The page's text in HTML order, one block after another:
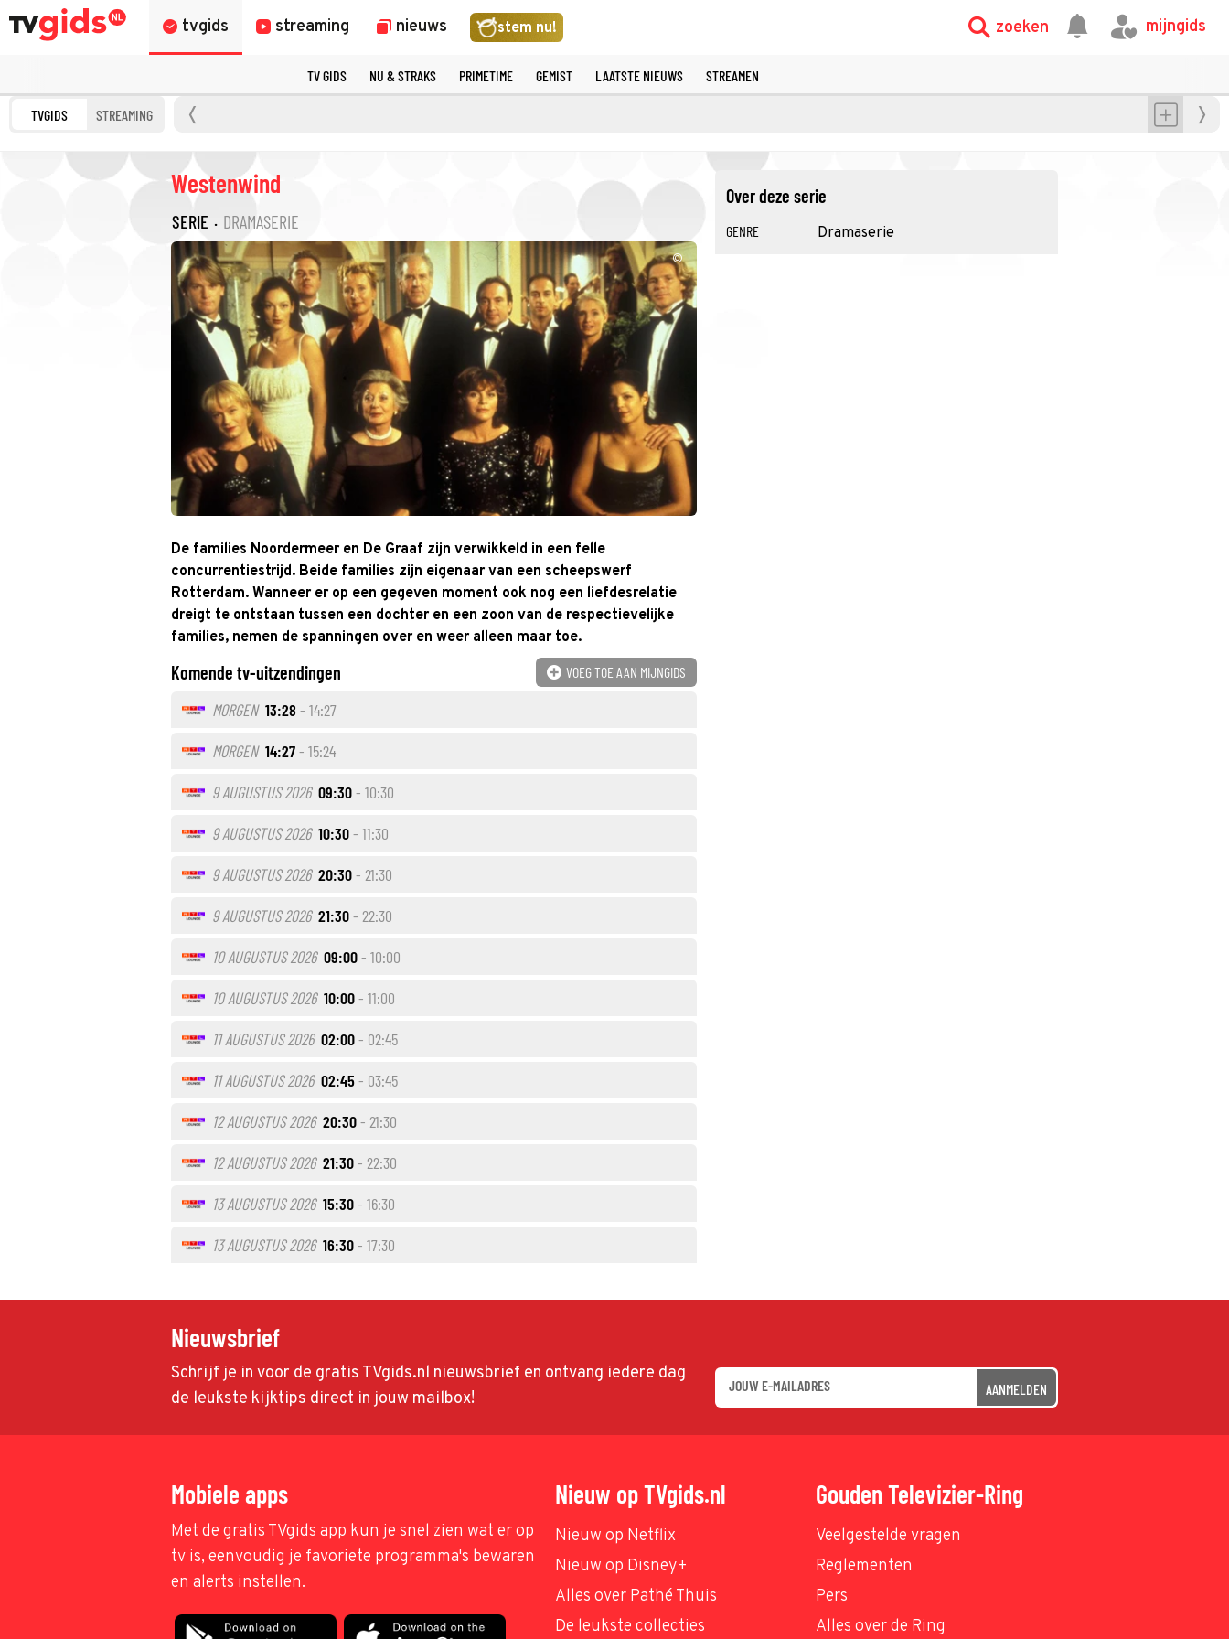
tvgids streaming nieuws stem nu! zoeken mijngids
TV GIDS NU & STRAKS PRIMETIME GEMIST LAATSTE NIEUWS STREAMEN
TVGIDS STREAMING
Westenwind
SERIE · DRAMASERIE
©
De families Noordermeer en De Graaf zijn verwikkeld in een felle
concurrentiestrijd. Beide families zijn eigenaar van een scheepswerf
Rotterdam. Wanneer er op een gegeven moment ook nog een liefdesrelatie
dreigt te ontstaan tussen een dochter en een zoon van de respectievelijke
families, nemen de spanningen over en weer alleen maar toe.
Komende tv-uitzendingen VOEG TOE AAN MIJNGIDS
MORGEN 13:28- 14:27
MORGEN 14:27- 15:24
9 AUGUSTUS 2026 09:30- 10:30
9 AUGUSTUS 2026 10:30- 11:30
9 AUGUSTUS 2026 20:30- 21:30
9 AUGUSTUS 2026 21:30- 22:30
10 AUGUSTUS 2026 09:00- 10:00
10 AUGUSTUS 2026 10:00- 11:00
11 AUGUSTUS 2026 02:00- 02:45
11 AUGUSTUS 2026 02:45- 03:45
12 AUGUSTUS 2026 20:30- 21:30
12 AUGUSTUS 2026 21:30- 22:30
13 AUGUSTUS 2026 15:30- 16:30
13 AUGUSTUS 2026 16:30- 17:30
Over deze serie
GENRE Dramaserie
Nieuwsbrief
Schrijf je in voor de gratis TVgids.nl nieuwsbrief en ontvang iedere dag
de leukste kijktips direct in jouw mailbox!
AANMELDEN
Mobiele apps
Met de gratis TVgids app kun je snel zien wat er op
tv is, eenvoudig je favoriete programma's bewaren
en alerts instellen.
Nieuw op TVgids.nl
Nieuw op Netflix
Nieuw op Disney+
Alles over Pathé Thuis
De leukste collecties
Gouden Televizier-Ring
Veelgestelde vragen
Reglementen
Pers
Alles over de Ring